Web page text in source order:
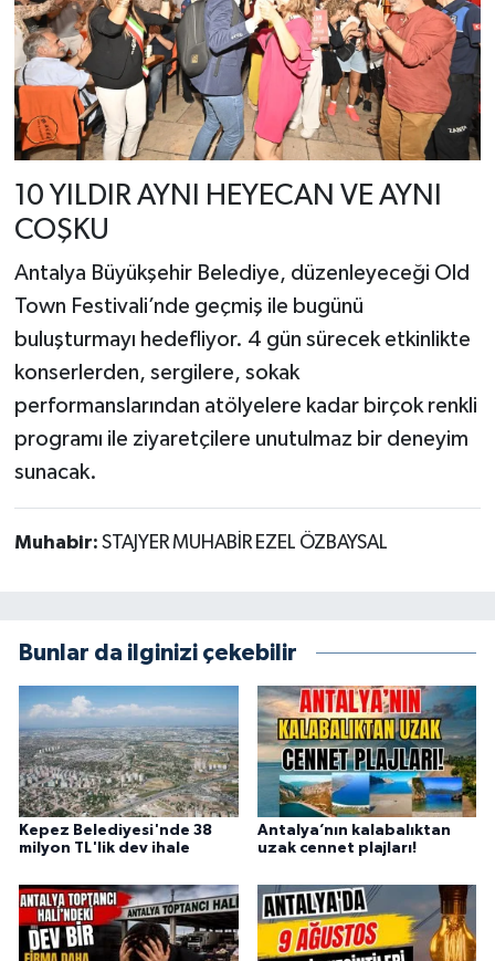
10 YILDIR AYNI HEYECAN VE AYNI
COŞKU
Antalya Büyükşehir Belediye, düzenleyeceği Old
Town Festivali’nde geçmiş ile bugünü
buluşturmayı hedefliyor. 4 gün sürecek etkinlikte
konserlerden, sergilere, sokak
performanslarından atölyelere kadar birçok renkli
programı ile ziyaretçilere unutulmaz bir deneyim
sunacak.
Muhabir: STAJYER MUHABİR EZEL ÖZBAYSAL
Bunlar da ilginizi çekebilir
Kepez Belediyesi'nde 38
milyon TL'lik dev ihale
Antalya’nın kalabalıktan
uzak cennet plajları!